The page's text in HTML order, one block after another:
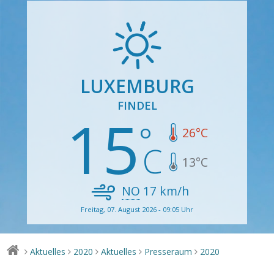
LUXEMBURG
FINDEL
15 26°C
13°C
NO 17 km/h
Freitag, 07. August 2026 - 09:05 Uhr
> Aktuelles > 2020 > Aktuelles > Presseraum > 2020